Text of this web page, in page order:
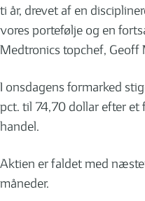
ti år, drevet af en
vores portefølje og en
Medtronics topchef, Geoff
I onsdagens formarked
pct. til 74,70 dollar efter et
handel.
Aktien er faldet med
måneder.